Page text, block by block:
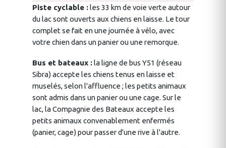
Piste cyclable :les 33 km de voie verte autour
du lac sont ouverts aux chiens en laisse. Le tour
complet se fait en une journée à vélo, avec
votre chien dans un panier ou une remorque.
Bus et bateaux :la ligne de bus Y51 (réseau
Sibra) accepte les chiens tenus en laisse et
muselés, selon l'affluence ; les petits animaux
sont admis dans un panier ou une cage. Sur le
lac, la Compagnie des Bateaux accepte les
petits animaux convenablement enfermés
(panier, cage) pour passer d'une rive à l'autre.